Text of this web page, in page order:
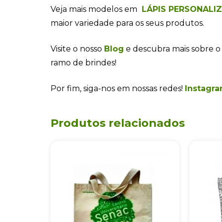
Veja mais modelos em LÁPIS
maior variedade para os seus produtos.
Visite o nosso Blog e descubra mais sobre
ramo de brindes!
Por fim, siga-nos em nossas redes!
Produtos relacionados